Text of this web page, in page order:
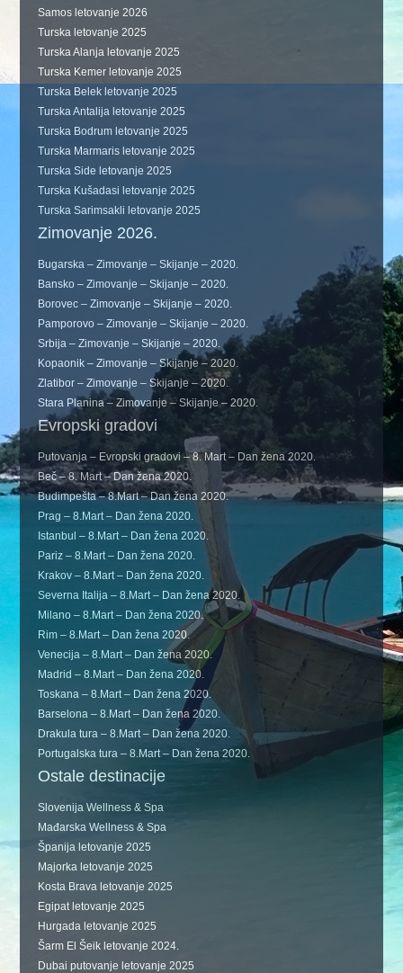
Samos letovanje 2026
Turska letovanje 2025
Turska Alanja letovanje 2025
Turska Kemer letovanje 2025
Turska Belek letovanje 2025
Turska Antalija letovanje 2025
Turska Bodrum letovanje 2025
Turska Marmaris letovanje 2025
Turska Side letovanje 2025
Turska Kušadasi letovanje 2025
Turska Sarimsakli letovanje 2025
Zimovanje 2026.
Bugarska – Zimovanje – Skijanje – 2020.
Bansko – Zimovanje – Skijanje – 2020.
Borovec – Zimovanje – Skijanje – 2020.
Pamporovo – Zimovanje – Skijanje – 2020.
Srbija – Zimovanje – Skijanje – 2020.
Kopaonik – Zimovanje – Skijanje – 2020.
Zlatibor – Zimovanje – Skijanje – 2020.
Stara Planina – Zimovanje – Skijanje – 2020.
Evropski gradovi
Putovanja – Evropski gradovi – 8. Mart – Dan žena 2020.
Beč – 8. Mart – Dan žena 2020.
Budimpešta – 8.Mart – Dan žena 2020.
Prag – 8.Mart – Dan žena 2020.
Istanbul – 8.Mart – Dan žena 2020.
Pariz – 8.Mart – Dan žena 2020.
Krakov – 8.Mart – Dan žena 2020.
Severna Italija – 8.Mart – Dan žena 2020.
Milano – 8.Mart – Dan žena 2020.
Rim – 8.Mart – Dan žena 2020.
Venecija – 8.Mart – Dan žena 2020.
Madrid – 8.Mart – Dan žena 2020.
Toskana – 8.Mart – Dan žena 2020.
Barselona – 8.Mart – Dan žena 2020.
Drakula tura – 8.Mart – Dan žena 2020.
Portugalska tura – 8.Mart – Dan žena 2020.
Ostale destinacije
Slovenija Wellness & Spa
Mađarska Wellness & Spa
Španija letovanje 2025
Majorka letovanje 2025
Kosta Brava letovanje 2025
Egipat letovanje 2025
Hurgada letovanje 2025
Šarm El Šeik letovanje 2024.
Dubai putovanje letovanje 2025